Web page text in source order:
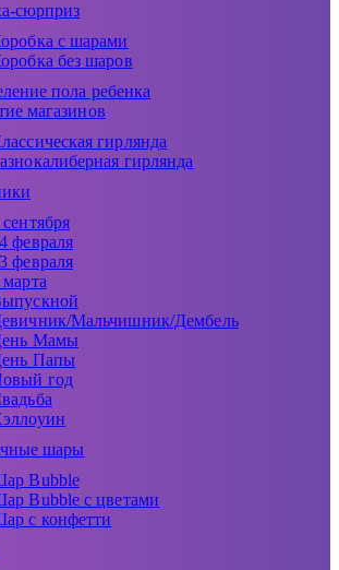
сюрприз
с шарами
без шаров
пола ребенка
магазинов
гирлянда
гирлянда
сентября
февраля
февраля
марта
Мальчишник/Дембель
Мамы
Папы
год
шары
Bubble
Bubble с цветами
с конфетти